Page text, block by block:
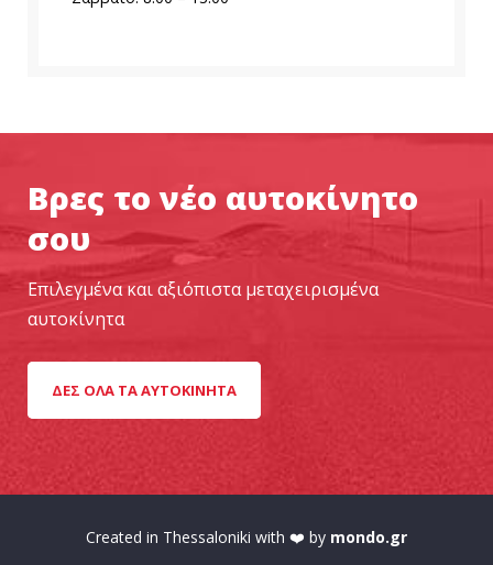
Βρες το νέο αυτοκίνητο
σου
Επιλεγμένα και αξιόπιστα μεταχειρισμένα
αυτοκίνητα
ΔΕΣ ΌΛΑ ΤΑ ΑΥΤΟΚΊΝΗΤΑ
Created in Thessaloniki with ❤️ by mondo.gr